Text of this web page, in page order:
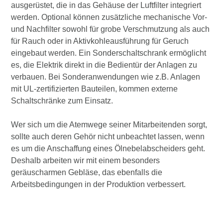
ausgerüstet, die in das Gehäuse der Luftfilter integriert
werden. Optional können zusätzliche mechanische Vor-
und Nachfilter sowohl für grobe Verschmutzung als auch
für Rauch oder in Aktivkohleausführung für Geruch
eingebaut werden. Ein Sonderschaltschrank ermöglicht
es, die Elektrik direkt in die Bedientür der Anlagen zu
verbauen. Bei Sonderanwendungen wie z.B. Anlagen
mit UL-zertifizierten Bauteilen, kommen externe
Schaltschränke zum Einsatz.
Wer sich um die Atemwege seiner Mitarbeitenden sorgt,
sollte auch deren Gehör nicht unbeachtet lassen, wenn
es um die Anschaffung eines Ölnebelabscheiders geht.
Deshalb arbeiten wir mit einem besonders
geräuscharmen Gebläse, das ebenfalls die
Arbeitsbedingungen in der Produktion verbessert.